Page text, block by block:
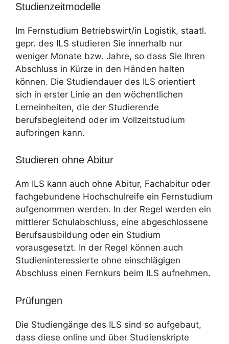
Studienzeitmodelle
Im Fernstudium Betriebswirt/in Logistik, staatl.
gepr. des ILS studieren Sie innerhalb nur
weniger Monate bzw. Jahre, so dass Sie Ihren
Abschluss in Kürze in den Händen halten
können. Die Studiendauer des ILS orientiert
sich in erster Linie an den wöchentlichen
Lerneinheiten, die der Studierende
berufsbegleitend oder im Vollzeitstudium
aufbringen kann.
Studieren ohne Abitur
Am ILS kann auch ohne Abitur, Fachabitur oder
fachgebundene Hochschulreife ein Fernstudium
aufgenommen werden. In der Regel werden ein
mittlerer Schulabschluss, eine abgeschlossene
Berufsausbildung oder ein Studium
vorausgesetzt. In der Regel können auch
Studieninteressierte ohne einschlägigen
Abschluss einen Fernkurs beim ILS aufnehmen.
Prüfungen
Die Studiengänge des ILS sind so aufgebaut,
dass diese online und über Studienskripte